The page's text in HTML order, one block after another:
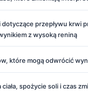
dotyczące przepływu krwi
z wysoką reniną
które mogą odwrócić
spożycie soli i czas